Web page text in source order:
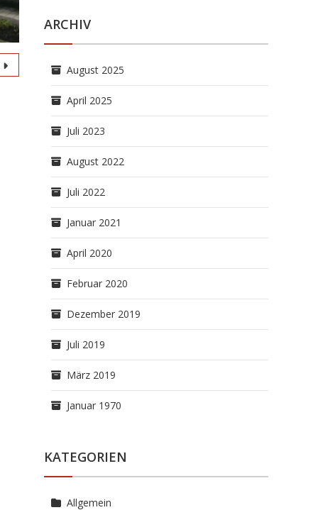
ARCHIV
August 2025
April 2025
Juli 2023
August 2022
Juli 2022
Januar 2021
April 2020
Februar 2020
Dezember 2019
Juli 2019
März 2019
Januar 1970
KATEGORIEN
Allgemein